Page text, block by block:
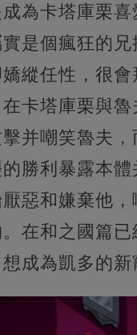
為卡塔庫栗喜
是個瘋狂的
縱任性，很會
卡塔庫栗與魯
并嘲笑魯夫，
勝利暴露本體
惡和嫌棄他
在和之國篇已
成為凱多的新